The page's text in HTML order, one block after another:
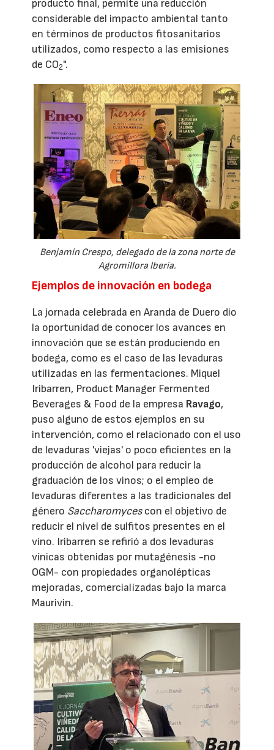
producto final, permite una reducción
considerable del impacto ambiental tanto
en términos de productos fitosanitarios
utilizados, como respecto a las emisiones
de CO2".
Benjamín Crespo, delegado de la zona norte de
Agromillora Iberia.
Ejemplos de innovación en bodega
La jornada celebrada en Aranda de Duero dio
la oportunidad de conocer los avances en
innovación que se están produciendo en
bodega, como es el caso de las levaduras
utilizadas en las fermentaciones. Miquel
Iribarren, Product Manager Fermented
Beverages & Food de la empresa Ravago,
puso alguno de estos ejemplos en su
intervención, como el relacionado con el uso
de levaduras 'viejas' o poco eficientes en la
producción de alcohol para reducir la
graduación de los vinos; o el empleo de
levaduras diferentes a las tradicionales del
género Saccharomycescon el objetivo de
reducir el nivel de sulfitos presentes en el
vino. Iribarren se refirió a dos levaduras
vínicas obtenidas por mutagénesis -no
OGM- con propiedades organolépticas
mejoradas, comercializadas bajo la marca
Maurivin.